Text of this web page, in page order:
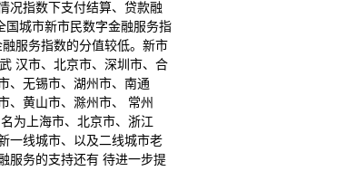
况指数下支付结算、贷款融
国城市新市民数字金融服务指
服务指数的分值较低。新市
汉市、北京市、深圳市、合
、无锡市、湖州市、南通
、黄山市、滁州市、 常州
为上海市、北京市、浙江
一线城市、以及二线城市老
服务的支持还有 待进一步提